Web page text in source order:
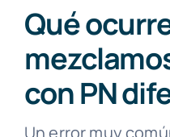
Qué
con PN
Un error muy